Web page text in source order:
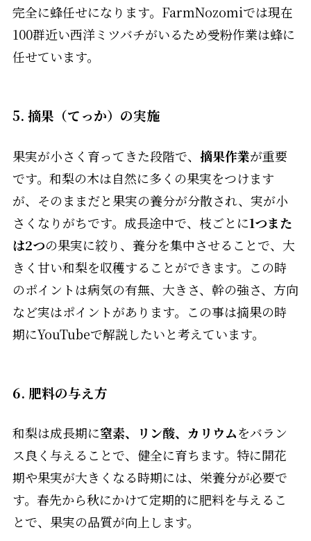
完全に蜂任せになります。FarmNozomiでは現在
100群近い西洋ミツバチがいるため受粉作業は蜂に
任せています。
5. 摘果（てっか）の実施
果実が小さく育ってきた段階で、 摘果作業が重要
です。和梨の木は自然に多くの果実をつけます
が、そのままだと果実の養分が分散され、実が小
さくなりがちです。成長途中で、枝ごとに1つまた
は2つの果実に絞り、養分を集中させることで、大
きく甘い和梨を収穫することができます。この時
のポイントは病気の有無、大きさ、幹の強さ、方向
など実はポイントがあります。この事は摘果の時
期にYouTubeで解説したいと考えています。
6. 肥料の与え方
和梨は成長期に窒素、リン酸、カリウムをバラン
ス良く与えることで、健全に育ちます。特に開花
期や果実が大きくなる時期には、栄養分が必要で
す。春先から秋にかけて定期的に肥料を与えるこ
とで、果実の品質が向上します。